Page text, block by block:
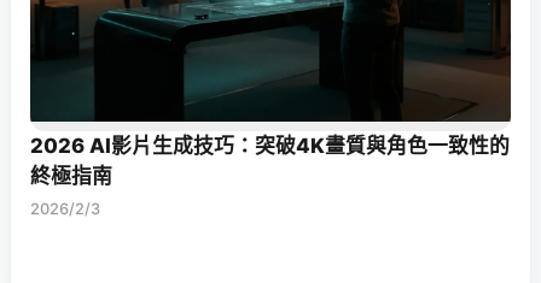
2026 AI影片生成技巧：突破4K畫質與角色一致性的
終極指南
2026/2/3